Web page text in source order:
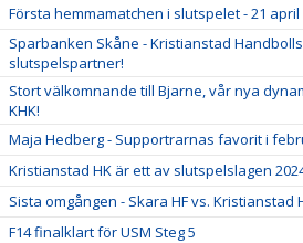
Första hemmamatchen i slutspelet - 21 april
Sparbanken Skåne - Kristianstad Handbolls
slutspelspartner!
Stort välkomnande till Bjarne, vår nya
KHK!
Maja Hedberg - Supportrarnas favorit i
Kristianstad HK är ett av slutspelslagen
Sista omgången - Skara HF vs. Kristianstad
F14 finalklart för USM Steg 5